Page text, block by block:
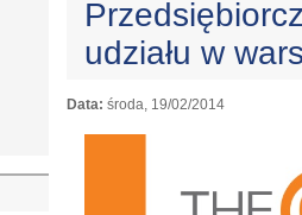
udziału w
Data:środa, 19/02/2014